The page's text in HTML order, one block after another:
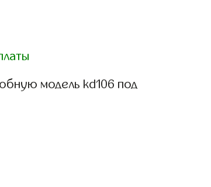
модель kd106 под